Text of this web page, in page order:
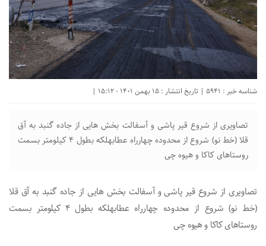
شناسه خبر : 5941 | تاریخ انتشار : 15 بهمن 1401 - 15:12 |
تصاویری از شروع قیر پاشی و آسفالت بخش هایی از جاده گنبد به آق
قلا (خط نو) شروع از محدوده چهارراه عطابهلکه بطول ۴ کیلومتر بسمت
روستاهای کاکا و هیوه چی
تصاویری از شروع قیر پاشی و آسفالت بخش هایی از جاده گنبد به آق قلا
(خط نو) شروع از محدوده چهارراه عطابهلکه بطول ۴ کیلومتر بسمت
روستاهای کاکا و هیوه چی